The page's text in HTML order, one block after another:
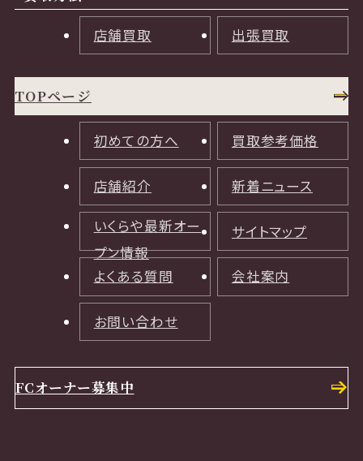
店舗買取 出張買取
TOPページ
初めての方へ 買取参考価格
店舗紹介 新着ニュース
いくらや最新オー
プン情報
サイトマップ
よくある質問 会社案内
お問い合わせ
FCオーナー募集中